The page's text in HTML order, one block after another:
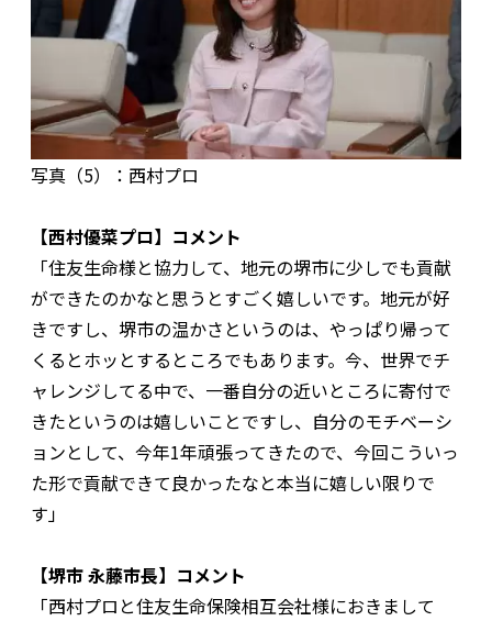
写真（5）：西村プロ
【西村優菜プロ】コメント
「住友生命様と協力して、地元の堺市に少しでも貢献
ができたのかなと思うとすごく嬉しいです。地元が好
きですし、堺市の温かさというのは、やっぱり帰って
くるとホッとするところでもあります。今、世界でチ
ャレンジしてる中で、一番自分の近いところに寄付で
きたというのは嬉しいことですし、自分のモチベーシ
ョンとして、今年1年頑張ってきたので、今回こういっ
た形で貢献できて良かったなと本当に嬉しい限りで
す」
【堺市 永藤市長】コメント
「西村プロと住友生命保険相互会社様におきまして